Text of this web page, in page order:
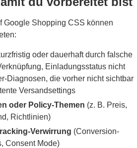
Google Shopping CSS können
oder dauerhaft durch falsche
Einladungsstatus nicht
Diagnosen, die vorher nicht sichtbar
Versandsettings
oder Policy-Themen (z. B. Preis,
Richtlinien)
Verwirrung (Conversion-
Consent Mode)